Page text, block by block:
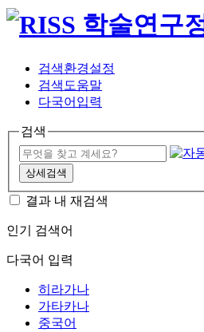
검색환경설정
검색도움말
다국어입력
검색
상세검색
결과 내 재검색
인기 검색어
다국어 입력
히라가나
가타카나
중국어